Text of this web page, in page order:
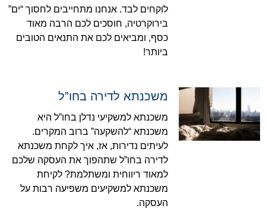
לוקחים לבד. אנחנו מתחייבים לחסוך “ים”
בירוקרטיה, חוסכים לכם הרבה מאוד
כסף, ומביאים לכם את התנאים הטובים
ביותר!
משכנתא לדירה בחו”ל
משכנתא למשקיעי נדלן בחו”ל היא
משכנתא “להשקעה” ברוב המקרים.
לעיתים נדירות, אז, איך לקחת משכנתא
לדירה בחו”ל שתהפוך את העסקה שלכם
למאוד ריווחית ומשתלמת? לקיחת
משכנתא למשקיעים משפיעה רבות על
העסקה.